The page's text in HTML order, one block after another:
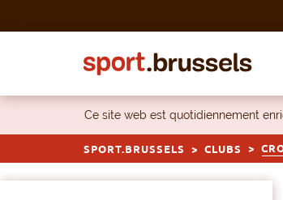
Ce site web est quotidiennement
SPORT.BRUSSELS CLUBS